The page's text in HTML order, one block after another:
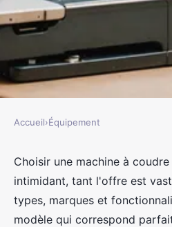
ÉQUIPEMENT
Guide d'achat : la
coudre adaptée à
jacqueline•2 mars 2025•6 min
Accueil›Équipement
Choisir une machine à
intimidant, tant l'offre est
types, marques et
modèle qui correspond